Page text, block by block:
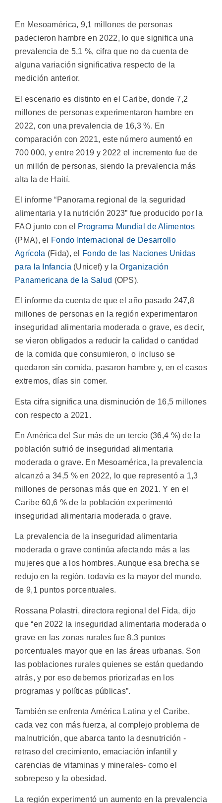
En Mesoamérica, 9,1 millones de personas
padecieron hambre en 2022, lo que significa una
prevalencia de 5,1 %, cifra que no da cuenta de
alguna variación significativa respecto de la
medición anterior.
El escenario es distinto en el Caribe, donde 7,2
millones de personas experimentaron hambre en
2022, con una prevalencia de 16,3 %. En
comparación con 2021, este número aumentó en
700 000, y entre 2019 y 2022 el incremento fue de
un millón de personas, siendo la prevalencia más
alta la de Haití.
El informe “Panorama regional de la seguridad
alimentaria y la nutrición 2023” fue producido por la
FAO junto con el
Programa Mundial de Alimentos
(PMA), el
Fondo Internacional de Desarrollo
Agrícola (Fida), el
Fondo de las Naciones Unidas
para la Infancia (Unicef) y laOrganización
Panamericana de la Salud (OPS).
El informe da cuenta de que el año pasado 247,8
millones de personas en la región experimentaron
inseguridad alimentaria moderada o grave, es decir,
se vieron obligados a reducir la calidad o cantidad
de la comida que consumieron, o incluso se
quedaron sin comida, pasaron hambre y, en el casos
extremos, días sin comer.
Esta cifra significa una disminución de 16,5 millones
con respecto a 2021.
En América del Sur más de un tercio (36,4 %) de la
población sufrió de inseguridad alimentaria
moderada o grave. En Mesoamérica, la prevalencia
alcanzó a 34,5 % en 2022, lo que representó a 1,3
millones de personas más que en 2021. Y en el
Caribe 60,6 % de la población experimentó
inseguridad alimentaria moderada o grave.
La prevalencia de la inseguridad alimentaria
moderada o grave continúa afectando más a las
mujeres que a los hombres. Aunque esa brecha se
redujo en la región, todavía es la mayor del mundo,
de 9,1 puntos porcentuales.
Rossana Polastri, directora regional del Fida, dijo
que “en 2022 la inseguridad alimentaria moderada o
grave en las zonas rurales fue 8,3 puntos
porcentuales mayor que en las áreas urbanas. Son
las poblaciones rurales quienes se están quedando
atrás, y por eso debemos priorizarlas en los
programas y políticas públicas”.
También se enfrenta América Latina y el Caribe,
cada vez con más fuerza, al complejo problema de
malnutrición, que abarca tanto la desnutrición -
retraso del crecimiento, emaciación infantil y
carencias de vitaminas y minerales- como el
sobrepeso y la obesidad.
La región experimentó un aumento en la prevalencia